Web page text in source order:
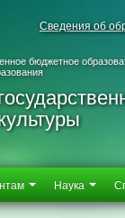
Сведения об
бюджетное
Наука